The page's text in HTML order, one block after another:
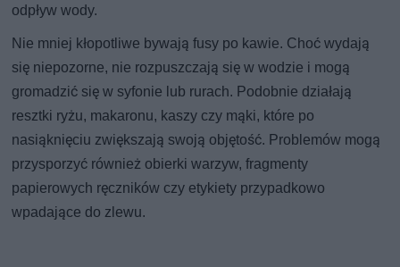
odpływ wody.
Nie mniej kłopotliwe bywają fusy po kawie. Choć wydają
się niepozorne, nie rozpuszczają się w wodzie i mogą
gromadzić się w syfonie lub rurach. Podobnie działają
resztki ryżu, makaronu, kaszy czy mąki, które po
nasiąknięciu zwiększają swoją objętość. Problemów mogą
przysporzyć również obierki warzyw, fragmenty
papierowych ręczników czy etykiety przypadkowo
wpadające do zlewu.